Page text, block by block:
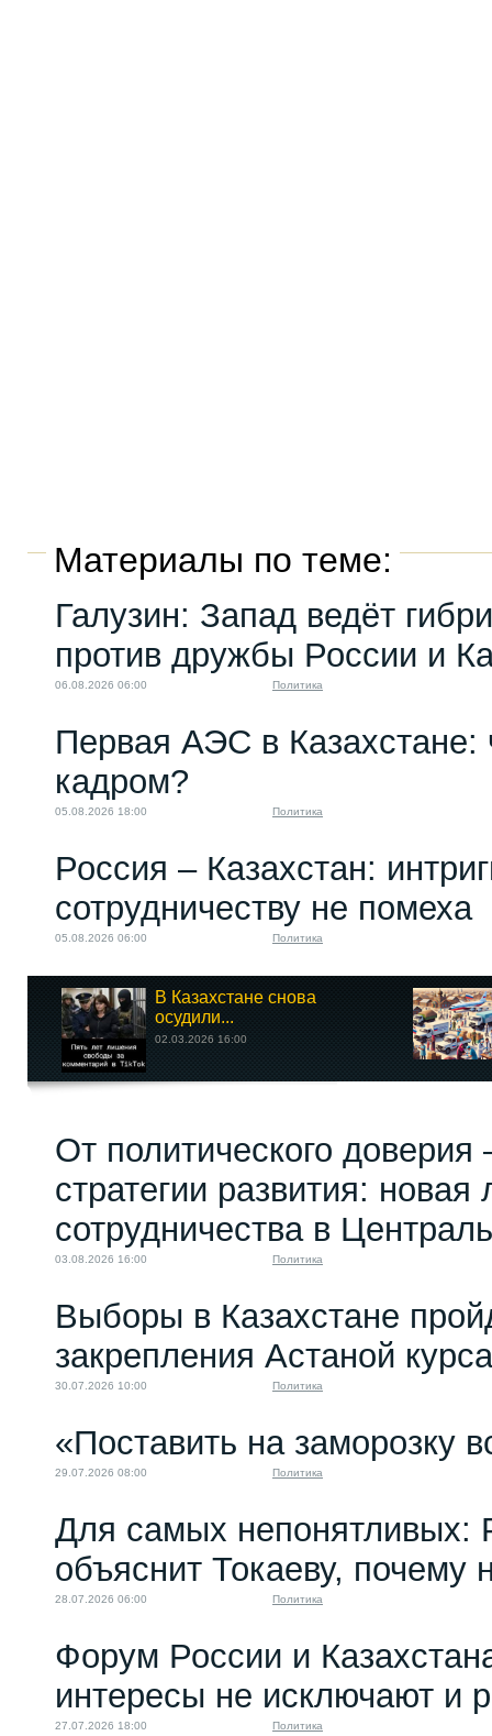
Материалы по теме:
Галузин: Запад ведёт
против дружбы России и
06.08.2026 06:00 Политика
Первая АЭС в Казахстане:
кадром?
05.08.2026 18:00 Политика
Россия – Казахстан:
сотрудничеству не помеха
05.08.2026 06:00 Политика
В Казахстане снова
осудили...
02.03.2026 16:00
От политического
стратегии развития: новая
сотрудничества в
03.08.2026 16:00 Политика
Выборы в Казахстане
закрепления Астаной
30.07.2026 10:00 Политика
«Поставить на заморозку
29.07.2026 08:00 Политика
Для самых непонятливых:
объяснит Токаеву,
28.07.2026 06:00 Политика
Форум России и
интересы не исключают и
27.07.2026 18:00 Политика